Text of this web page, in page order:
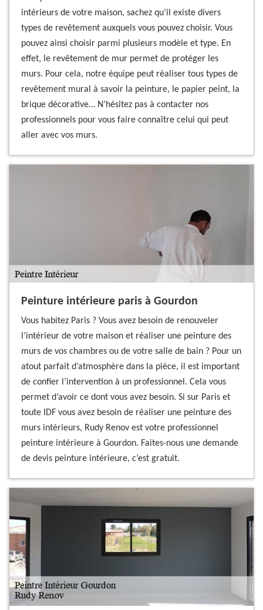
intérieurs de votre maison, sachez qu’il existe divers
types de revêtement auxquels vous pouvez choisir. Vous
pouvez ainsi choisir parmi plusieurs modèle et type. En
effet, le revêtement de mur permet de protéger les
murs. Pour cela, notre équipe peut réaliser tous types de
revêtement mural à savoir la peinture, le papier peint, la
brique décorative… N’hésitez pas à contacter nos
professionnels pour vous faire connaître celui qui peut
aller avec vos murs.
Peinture intérieure paris à Gourdon
Vous habitez Paris ? Vous avez besoin de renouveler
l’intérieur de votre maison et réaliser une peinture des
murs de vos chambres ou de votre salle de bain ? Pour un
atout parfait d’atmosphère dans la pièce, il est important
de confier l’intervention à un professionnel. Cela vous
permet d’avoir ce dont vous avez besoin. Si sur Paris et
toute IDF vous avez besoin de réaliser une peinture des
murs intérieurs, Rudy Renov est votre professionnel
peinture intérieure à Gourdon. Faites-nous une demande
de devis peinture intérieure, c’est gratuit.